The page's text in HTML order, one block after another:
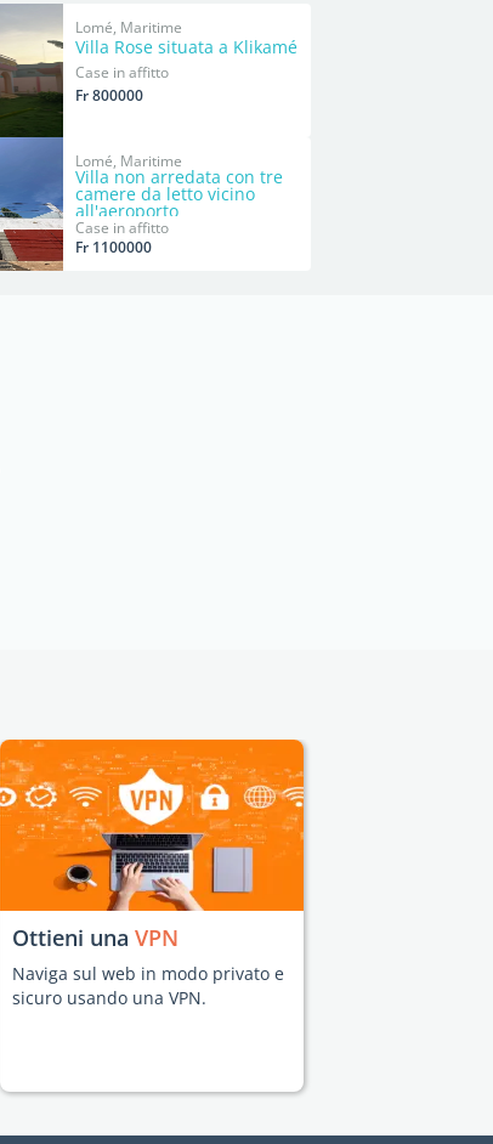
Lomé, Maritime
Villa Rose situata a Klikamé
Case in affitto
Fr 800000
Lomé, Maritime
Villa non arredata con tre
camere da letto vicino
all'aeroporto
Case in affitto
Fr 1100000
Ottieni una VPN
Naviga sul web in modo privato e
sicuro usando una VPN.